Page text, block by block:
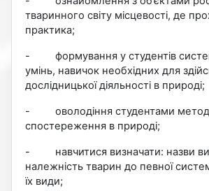
тваринного світу місцевості, де
практика;
- формування у студентів
умінь, навичок необхідних для
дослідницької діяльності в природі;
- оволодіння студентами
спостереження в природі;
- навчитися визначати: назви
належність тварин до певної
їх види;